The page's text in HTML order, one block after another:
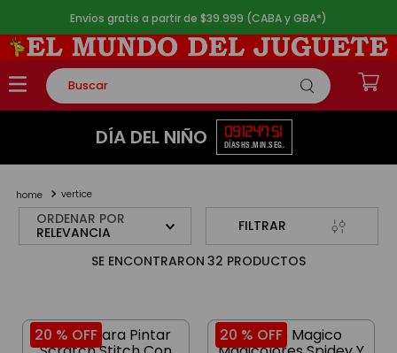
Envíos gratis a partir de $39.999 (CABA y GBA*)
Buscar
TÉRMINOS MÁS BUSCADOS
3.
peluche
4.
monopatin
DÍA DEL NIÑO 09
DÍAS
12
HS.
47
MIN.
51
SEG.
vertice
ORDENAR POR
RELEVANCIA
FILTRAR
32 PRODUCTOS
20 % OFF 20 % OFF